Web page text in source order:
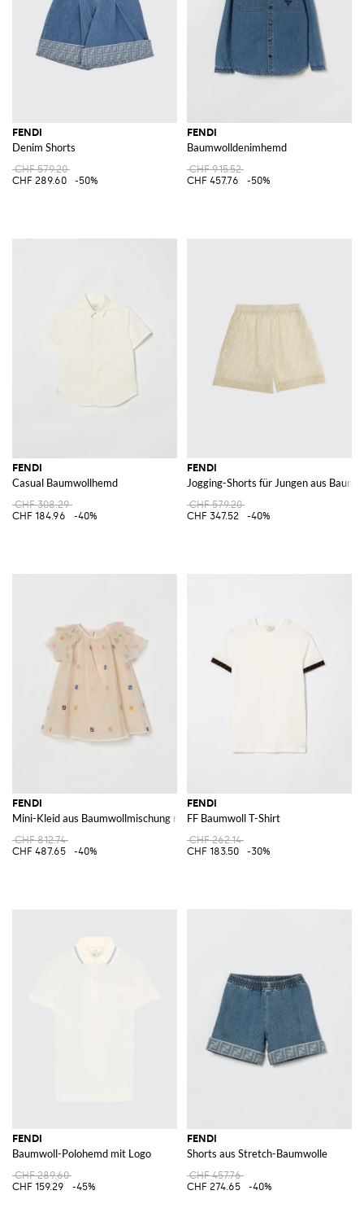
FENDI
Denim Shorts
CHF 579.20
CHF 289.60
-50%
FENDI
Baumwolldenimhemd
CHF 915.52
CHF 457.76
-50%
FENDI
Casual Baumwollhemd
CHF 308.29
CHF 184.96
-40%
FENDI
Jogging-Shorts für Jungen aus
CHF 579.20
CHF 347.52
-40%
FENDI
Mini-Kleid aus Baumwollmischung mit Stickereien
CHF 812.74
CHF 487.65
-40%
FENDI
FF Baumwoll T-Shirt
CHF 262.14
CHF 183.50
-30%
FENDI
Baumwoll-Polohemd mit Logo
CHF 289.60
CHF 159.29
-45%
FENDI
Shorts aus Stretch-Baumwolle
CHF 457.76
CHF 274.65
-40%